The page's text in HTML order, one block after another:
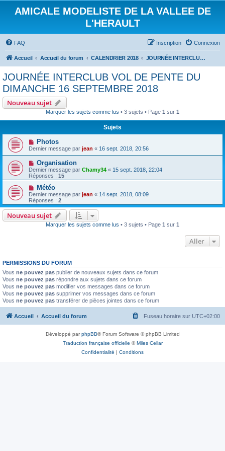
AMICALE MODELISTE DE LA VALLEE DE
L'HERAULT
FAQ Connexion
Inscription
Accueil Accueil du forum CALENDRIER 2018 JOURNÉE INTERCLUB VOL DE PENTE DU DIMANCHE 16 SEPTEMBRE 2018
JOURNÉE INTERCLUB VOL DE PENTE DU
DIMANCHE 16 SEPTEMBRE 2018
Nouveau sujet
Marquer les sujets comme lus • 3 sujets • Page 1 sur 1
Sujets
Photos
Dernier message par jean « 16 sept. 2018, 20:56
Organisation
Dernier message par Chamy34 « 15 sept. 2018, 22:04
Réponses : 15
Météo
Dernier message par jean « 14 sept. 2018, 08:09
Réponses : 2
Nouveau sujet
Marquer les sujets comme lus • 3 sujets • Page 1 sur 1
Aller
PERMISSIONS DU FORUM
Vous ne pouvez pas publier de nouveaux sujets dans ce forum
Vous ne pouvez pas répondre aux sujets dans ce forum
Vous ne pouvez pas modifier vos messages dans ce forum
Vous ne pouvez pas supprimer vos messages dans ce forum
Vous ne pouvez pas transférer de pièces jointes dans ce forum
Accueil Accueil du forum Fuseau horaire sur UTC+02:00
Développé parphpBB® Forum Software © phpBB Limited
Traduction française officielle ©Miles Cellar
Confidentialité | Conditions